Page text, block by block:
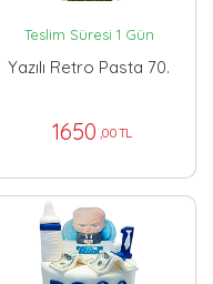
Teslim Süresi 1 Gün
Yazılı Retro Pasta 70.
1650 ,00 TL